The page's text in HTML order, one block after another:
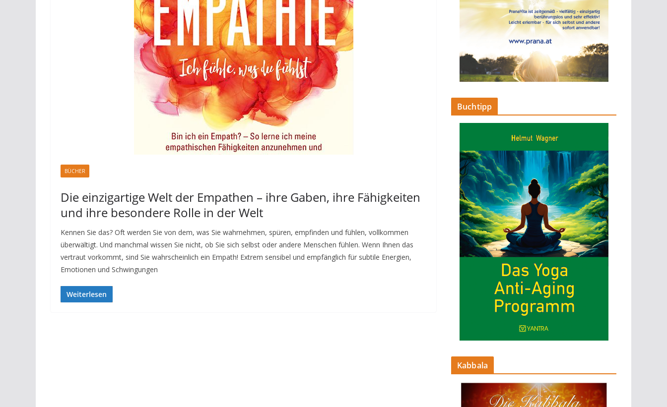
BÜCHER
Die einzigartige Welt der Empathen – ihre Gaben, ihre Fähigkeiten
und ihre besondere Rolle in der Welt
Kennen Sie das? Oft werden Sie von dem, was Sie wahrnehmen, spüren, empfinden und fühlen, vollkommen
überwältigt. Und manchmal wissen Sie nicht, ob Sie sich selbst oder andere Menschen fühlen. Wenn Ihnen das
vertraut vorkommt, sind Sie wahrscheinlich ein Empath! Extrem sensibel und empfänglich für subtile Energien,
Emotionen und Schwingungen
Weiterlesen
Buchtipp
Kabbala